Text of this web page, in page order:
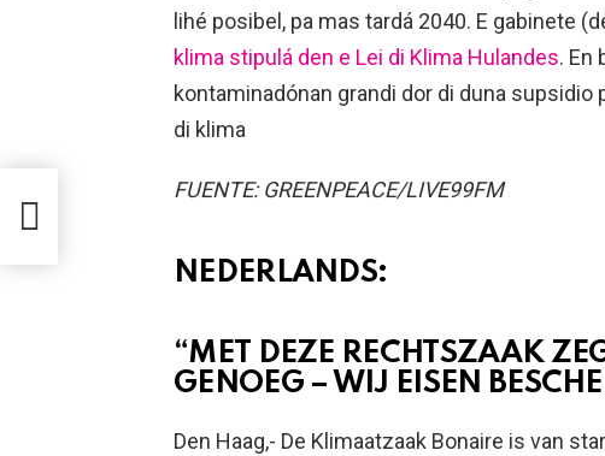
lihé posibel, pa mas tardá 2040. E gabinete
klima stipulá den e Lei di Klima Hulandes. En
kontaminadónan grandi dor di duna
di klima
FUENTE: GREENPEACE/LIVE99FM
NEDERLANDS:
“MET DEZE RECHTSZAAK
GENOEG – WIJ EISEN
Den Haag,- De Klimaatzaak Bonaire is van